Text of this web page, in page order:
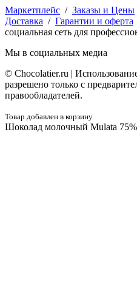
Маркетплейс / Заказы и Цены
Доставка / Гарантии и оферта
социальная сеть для
Мы в социальных медиа
© Сhocolatier.ru |
разрешено только с
правообладателей.
Товар добавлен в корзину
Шоколад молочный Mulata 75%